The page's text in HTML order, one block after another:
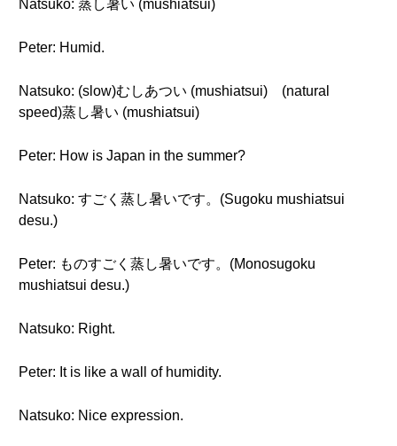
Natsuko: 蒸し暑い (mushiatsui)
Peter: Humid.
Natsuko: (slow)むしあつい (mushiatsui) (natural
speed)蒸し暑い (mushiatsui)
Peter: How is Japan in the summer?
Natsuko: すごく蒸し暑いです。(Sugoku mushiatsui
desu.)
Peter: ものすごく蒸し暑いです。(Monosugoku
mushiatsui desu.)
Natsuko: Right.
Peter: It is like a wall of humidity.
Natsuko: Nice expression.